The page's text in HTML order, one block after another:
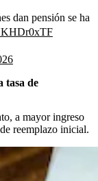
dan pensión se ha
tasa de
a mayor ingreso
reemplazo inicial.